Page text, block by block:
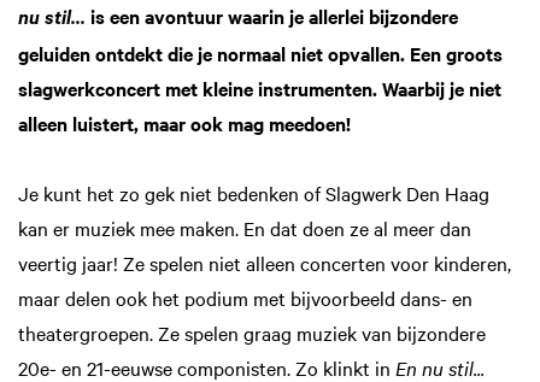
nu stil... is een avontuur waarin je allerlei bijzondere
geluiden ontdekt die je normaal niet opvallen. Een groots
slagwerkconcert met kleine instrumenten. Waarbij je niet
alleen luistert, maar ook mag meedoen!
Je kunt het zo gek niet bedenken of Slagwerk Den Haag
kan er muziek mee maken. En dat doen ze al meer dan
veertig jaar! Ze spelen niet alleen concerten voor kinderen,
maar delen ook het podium met bijvoorbeeld dans- en
theatergroepen. Ze spelen graag muziek van bijzondere
20e- en 21-eeuwse componisten. Zo klinkt in En nu stil...